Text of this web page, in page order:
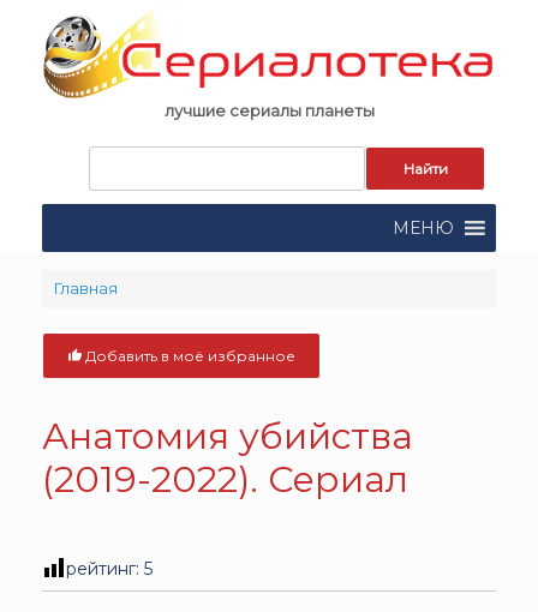
content
лучшие сериалы планеты
поиска:
МЕНЮ
Главная
Добавить в моё избранное
Анатомия убийства
(2019-2022). Сериал
рейтинг: 5